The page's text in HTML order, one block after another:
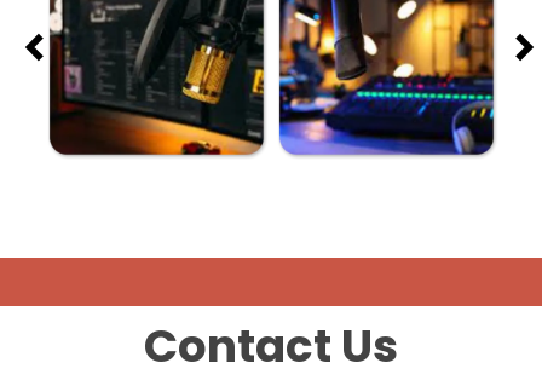
Contact Us